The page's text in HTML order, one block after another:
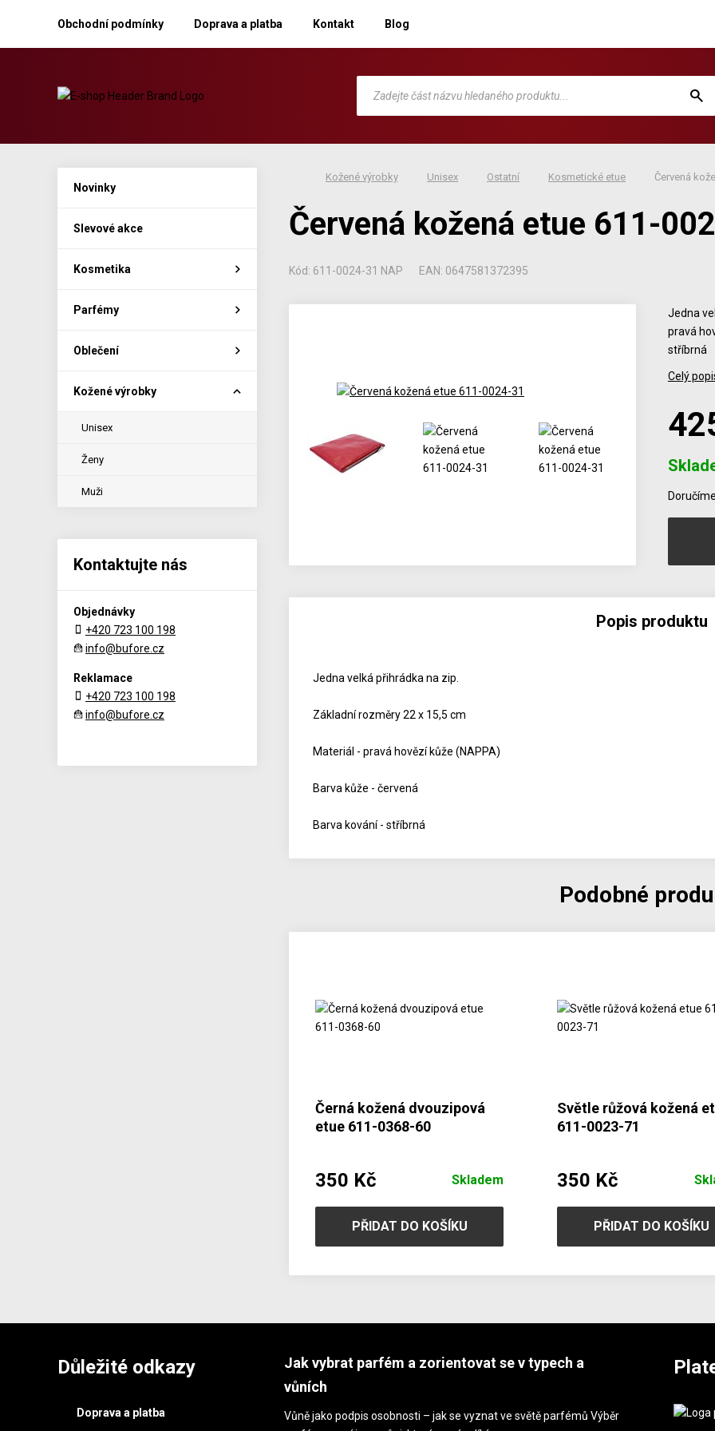
Obchodní podmínky Doprava a platba Kontakt Blog
Kožené výrobky Unisex Ostatní Kosmetické etue Červená
Červená kožená etue 611-
Kód: 611-0024-31 NAP EAN: 0647581372395
Jedna
pravá
stříbrná
Celý
Popis produktu
Jedna velká přihrádka na zip.
Základní rozměry 22 x 15,5 cm
Materiál - pravá hovězí kůže (NAPPA)
Barva kůže - červená
Barva kování - stříbrná
Podobné
Černá kožená dvouzipová
etue 611-0368-60
350 Kč Skladem
PŘIDAT DO KOŠÍKU
Světle růžová kožená
611-0023-71
350 Kč
PŘIDAT DO KOŠÍKU
Novinky
Slevové akce
Kosmetika
Parfémy
Oblečení
Kožené výrobky
Unisex
Ženy
Muži
Kontaktujte nás
Objednávky
+420 723 100 198
info@bufore.cz
Reklamace
+420 723 100 198
info@bufore.cz
Důležité odkazy
Doprava a platba
Jak vybrat parfém a zorientovat se v typech a
vůních
Vůně jako podpis osobnosti – jak se vyznat ve světě parfémů Výběr